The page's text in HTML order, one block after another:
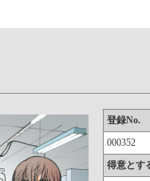
登録No.
000352
得意とす